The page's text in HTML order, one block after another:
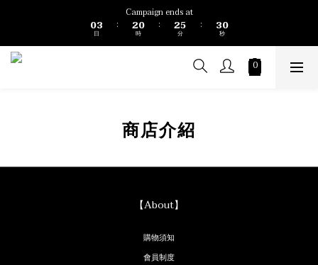
Campaign ends at
03
2
1
日
:
3
2
1
0
1
0
時
:
3
2
1
0
6
5
4
3
分
:
3
2
1
0
秒
商店介紹
【About】
購物須知
會員制度